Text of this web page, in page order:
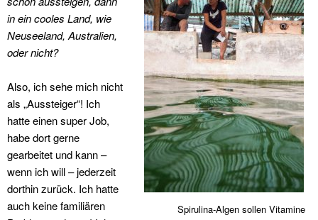
Spirulina-Algen sollen Vitamine
in ein cooles Land, wie
Neuseeland, Australien,
oder nicht?
Also, ich sehe mich nicht
als „Aussteiger“! Ich
hatte einen super Job,
habe dort gerne
gearbeitet und kann –
wenn ich will – jederzeit
dorthin zurück. Ich hatte
auch keine familiären